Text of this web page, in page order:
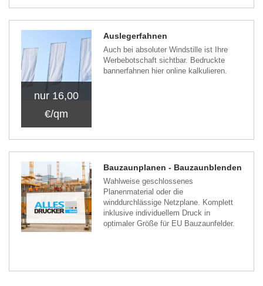
nur 16,00
€/qm
Auslegerfahnen
Auch bei absoluter Windstille ist Ihre
Werbebotschaft sichtbar. Bedruckte
bannerfahnen hier online kalkulieren.
Bauzaunplanen - Bauzaunblenden
Wahlweise geschlossenes
Planenmaterial oder die
winddurchlässige Netzplane. Komplett
inklusive individuellem Druck in
optimaler Größe für EU Bauzaunfelder.